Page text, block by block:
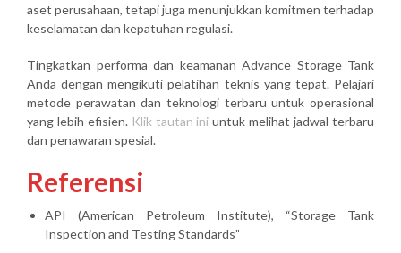
aset perusahaan, tetapi juga menunjukkan komitmen terhadap
keselamatan dan kepatuhan regulasi.
Tingkatkan performa dan keamanan Advance Storage Tank
Anda dengan mengikuti pelatihan teknis yang tepat. Pelajari
metode perawatan dan teknologi terbaru untuk operasional
yang lebih efisien. Klik tautan ini untuk melihat jadwal terbaru
dan penawaran spesial.
Referensi
API (American Petroleum Institute), “Storage Tank
Inspection and Testing Standards”